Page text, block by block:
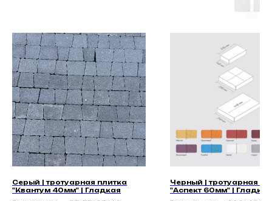
Серый | тротуарная плитка
"Квантум 40мм" | Гладкая
Черный | тротуарная
"Аспект 60мм" | Гладкая